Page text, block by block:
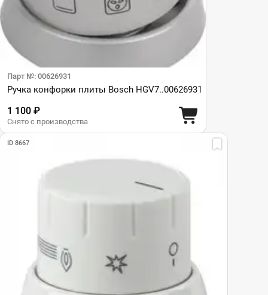
Парт №: 00626931
Ручка конфорки плиты Bosch HGV7..00626931
1 100 ₽
Снято с производства
ID 8667